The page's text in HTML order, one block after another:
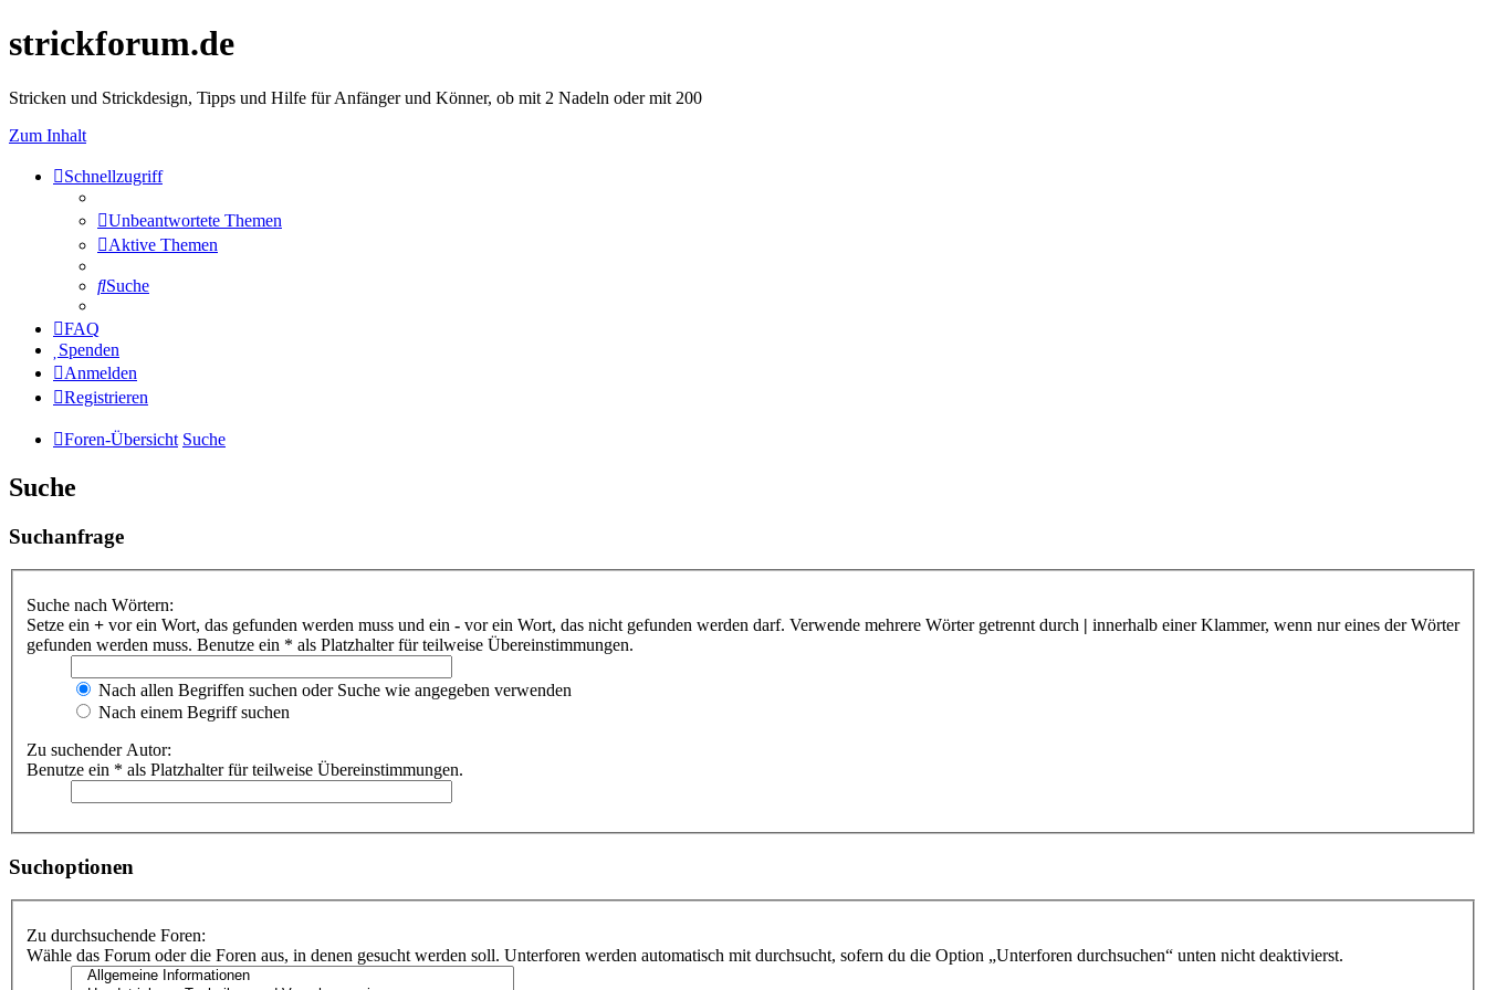
strickforum.de
Stricken und Strickdesign, Tipps und Hilfe für Anfänger und Könner, ob mit 2 Nadeln oder mit 200
Zum Inhalt
Schnellzugriff
Unbeantwortete Themen
Aktive Themen
Suche
FAQ
Spenden
Anmelden
Registrieren
Foren-Übersicht Suche
Suche
Suchanfrage
Suche nach Wörtern:
Setze ein + vor ein Wort, das gefunden werden muss und ein - vor ein Wort, das nicht gefunden werden darf. Verwende mehrere Wörter getrennt durch | innerhalb einer Klammer, wenn nur eines der Wörter
gefunden werden muss. Benutze ein * als Platzhalter für teilweise Übereinstimmungen.
Nach allen Begriffen suchen oder Suche wie angegeben verwenden
Nach einem Begriff suchen
Zu suchender Autor:
Benutze ein * als Platzhalter für teilweise Übereinstimmungen.
Suchoptionen
Zu durchsuchende Foren:
Wähle das Forum oder die Foren aus, in denen gesucht werden soll. Unterforen werden automatisch mit durchsucht, sofern du die Option „Unterforen durchsuchen“ unten nicht deaktivierst.